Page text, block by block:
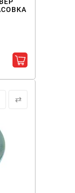
Добавить в
⇄